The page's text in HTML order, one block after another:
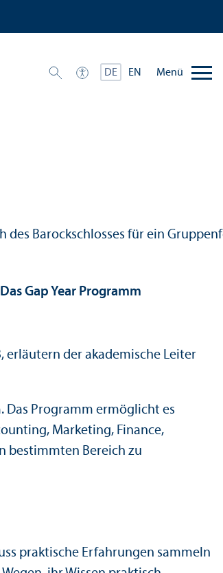
DE EN Menü
Gap Year Programm
erläutern der akademische Leiter
Das Programm ermöglicht es
Marketing, Finance,
bestimmten Bereich zu
praktische Erfahrungen sammeln